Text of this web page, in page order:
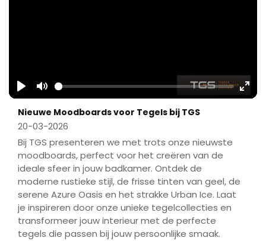
Play Mute
Nieuwe Moodboards voor Tegels bij TGS
20-03-2026
Bij TGS presenteren we met trots onze nieuwste
moodboards, perfect voor het creëren van de
ideale sfeer in jouw badkamer. Ontdek de
moderne rustieke stijl, de frisse tinten van geel, de
serene Azure Oasis en het strakke Urban Ice. Laat
je inspireren door onze unieke tegelcollecties en
transformeer jouw interieur met de perfecte
tegels die passen bij jouw persoonlijke smaak.